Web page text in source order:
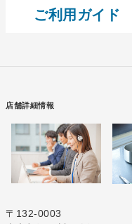
ご利用ガイド
店舗詳細情報
〒132-0003